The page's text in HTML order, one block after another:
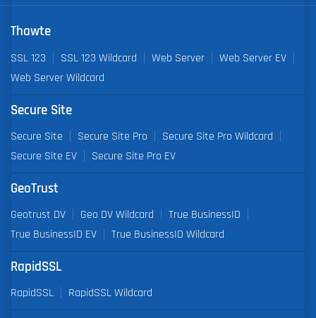
Thawte
SSL 123 SSL 123 Wildcard Web Server
Web Server EV
Web Server Wildcard
Secure Site
Secure Site Secure Site Pro
Secure Site Pro Wildcard
Secure Site EV
Secure Site Pro EV
GeoTrust
Geotrust DV Geo DV Wildcard
True BusinessID
True BusinessID EV
True BusinessID Wildcard
RapidSSL
RapidSSL RapidSSL Wildcard